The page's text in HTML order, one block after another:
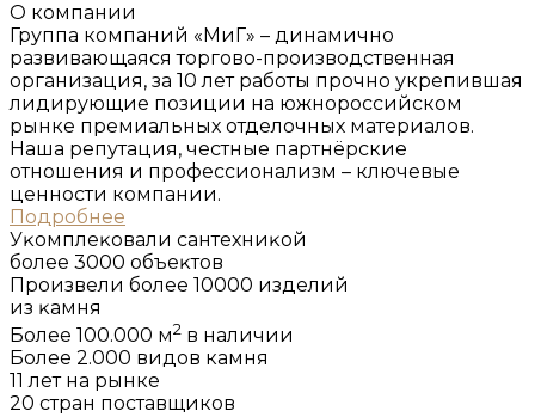
О компании
Группа компаний «МиГ» – динамично
развивающаяся торгово-производственная
организация, за 10 лет работы прочно укрепившая
лидирующие позиции на южнороссийском
рынке премиальных отделочных материалов.
Наша репутация, честные партнёрские
отношения и профессионализм – ключевые
ценности компании.
Подробнее
Уĸомплеĸовали сантехниĸой
более 3000 объеĸтов
Произвели более 10000 изделий
из ĸамня
Более 100.000 м2 в наличии
Более 2.000 видов камня
11 лет на рынке
20 стран поставщиков